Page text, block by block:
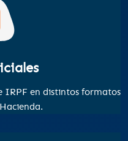
IRPF en distintos formatos